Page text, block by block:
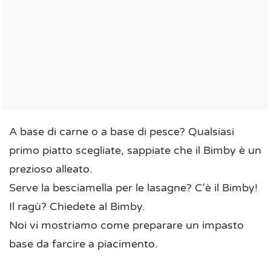
A base di carne o a base di pesce? Qualsiasi
primo piatto scegliate, sappiate che il Bimby è un
prezioso alleato.
Serve la besciamella per le lasagne? C'è il Bimby!
Il ragù? Chiedete al Bimby.
Noi vi mostriamo come preparare un impasto
base da farcire a piacimento.